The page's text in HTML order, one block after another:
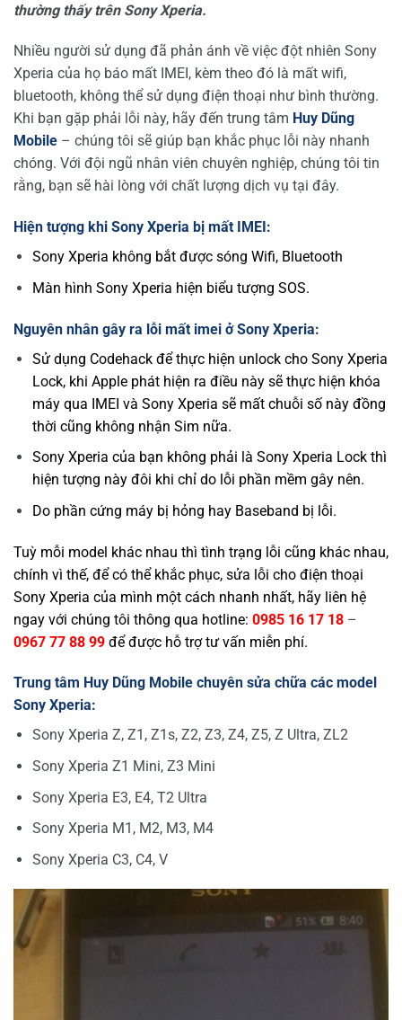
thường thấy trên Sony Xperia.
Nhiều người sử dụng đã phản ánh về việc đột nhiên Sony
Xperia của họ báo mất IMEI, kèm theo đó là mất wifi,
bluetooth, không thể sử dụng điện thoại như bình thường.
Khi bạn gặp phải lỗi này, hãy đến trung tâm Huy Dũng
Mobile – chúng tôi sẽ giúp bạn khắc phục lỗi này nhanh
chóng. Với đội ngũ nhân viên chuyên nghiệp, chúng tôi tin
rằng, bạn sẽ hài lòng với chất lượng dịch vụ tại đây.
Hiện tượng khi Sony Xperia bị mất IMEI:
Sony Xperia không bắt được sóng Wifi, Bluetooth
Màn hình Sony Xperia hiện biểu tượng SOS.
Nguyên nhân gây ra lỗi mất imei ở Sony Xperia:
Sử dụng Codehack để thực hiện unlock cho Sony Xperia
Lock, khi Apple phát hiện ra điều này sẽ thực hiện khóa
máy qua IMEI và Sony Xperia sẽ mất chuỗi số này đồng
thời cũng không nhận Sim nữa.
Sony Xperia của bạn không phải là Sony Xperia Lock thì
hiện tượng này đôi khi chỉ do lỗi phần mềm gây nên.
Do phần cứng máy bị hỏng hay Baseband bị lỗi.
Tuỳ mỗi model khác nhau thì tình trạng lỗi cũng khác nhau,
chính vì thế, để có thể khắc phục, sửa lỗi cho điện thoại
Sony Xperia của mình một cách nhanh nhất, hãy liên hệ
ngay với chúng tôi thông qua hotline: 0985 16 17 18 –
0967 77 88 99 để được hỗ trợ tư vấn miễn phí.
Trung tâm Huy Dũng Mobile chuyên sửa chữa các model
Sony Xperia:
Sony Xperia Z, Z1, Z1s, Z2, Z3, Z4, Z5, Z Ultra, ZL2
Sony Xperia Z1 Mini, Z3 Mini
Sony Xperia E3, E4, T2 Ultra
Sony Xperia M1, M2, M3, M4
Sony Xperia C3, C4, V